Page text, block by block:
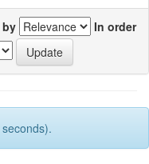
by
In order